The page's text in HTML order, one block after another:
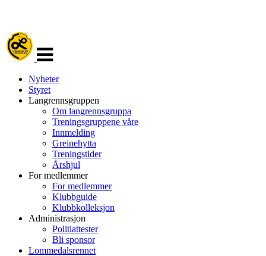
navigasjon
Nyheter
Styret
Langrennsgruppen
Om langrennsgruppa
Treningsgruppene våre
Innmelding
Greinehytta
Treningstider
Årshjul
For medlemmer
For medlemmer
Klubbguide
Klubbkolleksjon
Administrasjon
Politiattester
Bli sponsor
Lommedalsrennet